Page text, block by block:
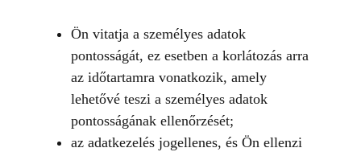
Ön vitatja a személyes adatok
pontosságát, ez esetben a korlátozás arra
az időtartamra vonatkozik, amely
lehetővé teszi a személyes adatok
pontosságának ellenőrzését;
az adatkezelés jogellenes, és Ön ellenzi